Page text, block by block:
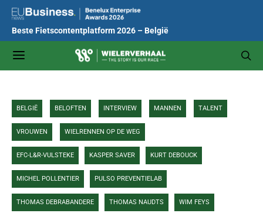
Beste Fietscontentplatform 2026 – België
BELGIË BELOFTEN INTERVIEW MANNEN TALENT
VROUWEN WIELRENNEN OP DE WEG
EFC-L&R-VULSTEKE KASPER SAVER KURT DEBOUCK
MICHEL POLLENTIER PULSO PREVENTIELAB
THOMAS DEBRABANDERE THOMAS NAUDTS WIM FEYS